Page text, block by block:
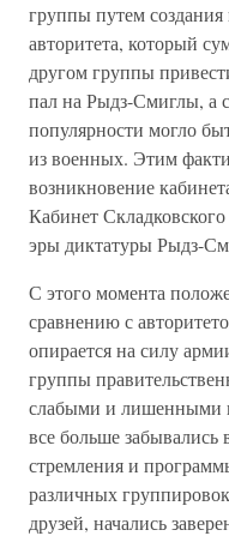
группы путем создания
авторитета, который
другом группы
пал на Рыдз-Смиглы, а
популярности могло
из военных. Этим
возникновение
Кабинет
эры диктатуры Рыдз-
С этого момента
сравнению с
опирается на силу
группы
слабыми и лишенными
все больше
стремления и
различных
друзей, начались